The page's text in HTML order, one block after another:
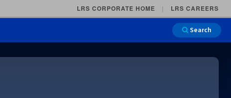
LRS CORPORATE HOME LRS CAREERS
Search